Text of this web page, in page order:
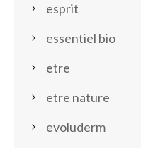
esprit
essentiel bio
etre
etre nature
evoluderm